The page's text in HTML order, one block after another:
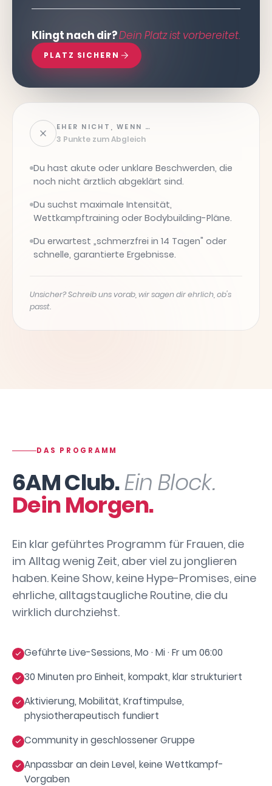
Klingt nach dir?Dein Platz ist vorbereitet.
PLATZ SICHERN
EHER NICHT, WENN …
3 Punkte zum Abgleich
Du hast akute oder unklare Beschwerden, die
noch nicht ärztlich abgeklärt sind.
Du suchst maximale Intensität,
Wettkampftraining oder Bodybuilding-Pläne.
Du erwartest „schmerzfrei in 14 Tagen" oder
schnelle, garantierte Ergebnisse.
Unsicher? Schreib uns vorab, wir sagen dir ehrlich, ob's
passt.
DAS PROGRAMM
6AM Club.Ein Block.
Dein Morgen.
Ein klar geführtes Programm für Frauen, die
im Alltag wenig Zeit, aber viel zu jonglieren
haben. Keine Show, keine Hype-Promises, eine
ehrliche, alltagstaugliche Routine, die du
wirklich durchziehst.
Geführte Live-Sessions, Mo · Mi · Fr um 06:00
30 Minuten pro Einheit, kompakt, klar strukturiert
Aktivierung, Mobilität, Kraftimpulse,
physiotherapeutisch fundiert
Community in geschlossener Gruppe
Anpassbar an dein Level, keine Wettkampf-
Vorgaben